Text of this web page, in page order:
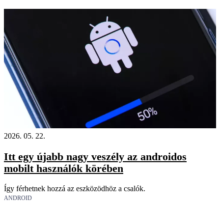
2026. 05. 22.
Itt egy újabb nagy veszély az androidos
mobilt használók körében
Így férhetnek hozzá az eszközödhöz a csalók.
ANDROID